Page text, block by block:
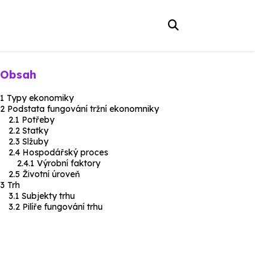
Obsah
Typy ekonomiky
Podstata fungování tržní ekonomniky
Potřeby
Statky
Slžuby
Hospodářský proces
Výrobní faktory
Životní úroveň
Trh
Subjekty trhu
Pilíře fungování trhu